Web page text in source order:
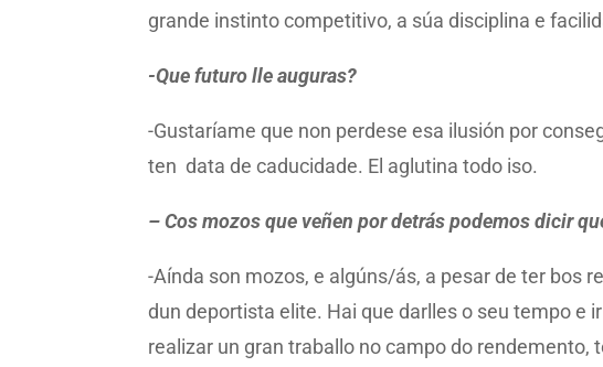
grande instinto competitivo, a súa disciplina e
-Que futuro lle auguras?
-Gustaríame que non perdese esa ilusión por
ten data de caducidade. El aglutina todo iso.
– Cos mozos que veñen por detrás podemos dicir
-Aínda son mozos, e algúns/ás, a pesar de ter bos
dun deportista elite. Hai que darlles o seu tempo e
realizar un gran traballo no campo do rendemento,